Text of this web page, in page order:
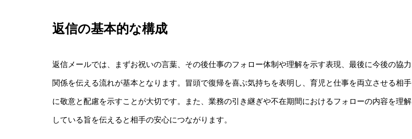
返信の基本的な構成
返信メールでは、まずお祝いの言葉、その後仕事のフォロー体制や理解を示す表現、最後に今後の協力
関係を伝える流れが基本となります。冒頭で復帰を喜ぶ気持ちを表明し、育児と仕事を両立させる相手
に敬意と配慮を示すことが大切です。また、業務の引き継ぎや不在期間におけるフォローの内容を理解
している旨を伝えると相手の安心につながります。